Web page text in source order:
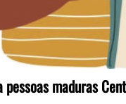
maduras